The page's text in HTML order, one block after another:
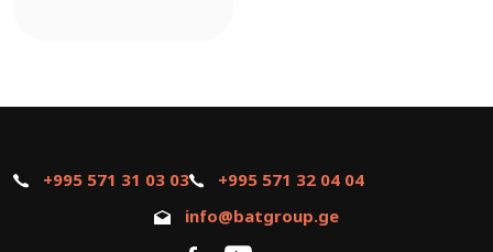
+995 571 31 03 03
+995 571 32 04 04
info@batgroup.ge